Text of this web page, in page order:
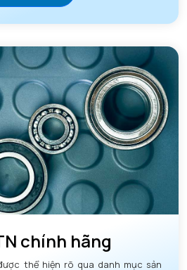
chính hãng
thể hiện rõ qua danh mục sản